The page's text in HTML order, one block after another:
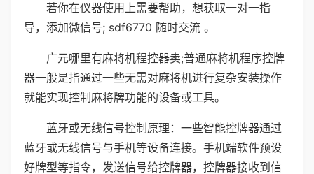
若你在仪器使用上需要帮助，想获取一对一指
导，添加微信号; sdf6770 随时交流 。
广元哪里有麻将机程控器卖;普通麻将机程序控牌
器一般是指通过一些无需对麻将机进行复杂安装操作
就能实现控制麻将牌功能的设备或工具。
蓝牙或无线信号控制原理：一些智能控牌器通过
蓝牙或无线信号与手机等设备连接。手机端软件预设
好牌型等指令，发送信号给控牌器，控牌器接收到信